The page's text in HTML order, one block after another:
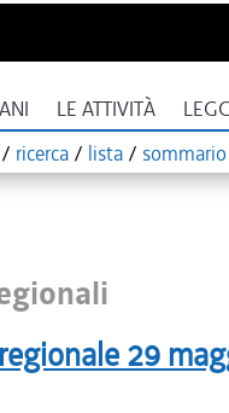
LE ATTIVITÀ
/ ricerca / lista /
29